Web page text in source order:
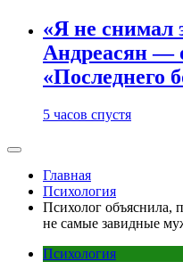
«Я не снимал
Андреасян —
«Последнего
5 часов спустя
Главная
Психология
Психолог
не самые завидные
Психология